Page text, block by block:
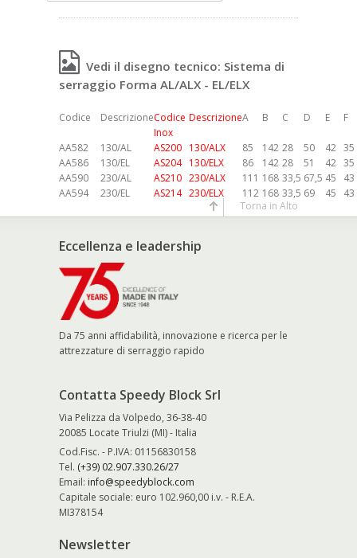
Vedi il disegno tecnico: Sistema di
serraggio Forma AL/ALX - EL/ELX
Codice DescrizioneCodice
Inox
DescrizioneA B C D E F
AA582 130/AL AS200 130/ALX 85 142 28 50 42 35
AA586
130/EL AS204 130/ELX 86 142 28 51 42 35
AA590
230/AL AS210 230/ALX 111 168 33,5 67,5 45
43
AA594
230/EL AS214 230/ELX 112 168 33,5 69 45 43
Eccellenza e leadership
Da 75 anni affidabilità, innovazione e ricerca per le
attrezzature di serraggio rapido
Contatta Speedy Block Srl
Via Pelizza da Volpedo, 36-38-40
20085 Locate Triulzi (MI) - Italia
Cod.Fisc. - P.IVA: 01156830158
Tel. (+39) 02.907.330.26/27
Email: info@speedyblock.com
Capitale sociale: euro 102.960,00 i.v. - R.E.A.
MI378154
Newsletter
Torna in Alto